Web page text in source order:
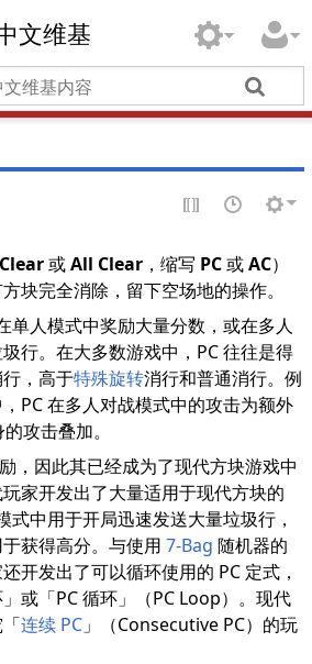
文维基
或All Clear ，缩写 PC或AC）
块完全消除，留下空场地的操作。
单人模式中奖励大量分数，或在多人
行。在大多数游戏中，PC 往往是得
，高于特殊旋转消行和普通消行。例
PC 在多人对战模式中的攻击为额外
攻击叠加。
，因此其已经成为了现代方块游戏中
家开发出了大量适用于现代方块的
式中用于开局迅速发送大量垃圾行，
获得高分。与使用7-Bag 随机器的
开发出了可以循环使用的 PC 定式，
或「PC 循环」（PC Loop）。现代
连续 PC 」（Consecutive PC）的玩